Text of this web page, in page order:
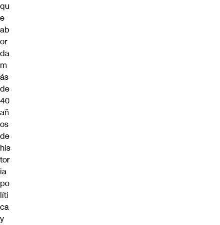
qu
e
ab
or
da
m
ás
de
40
añ
os
de
his
tor
ia
po
líti
ca
y